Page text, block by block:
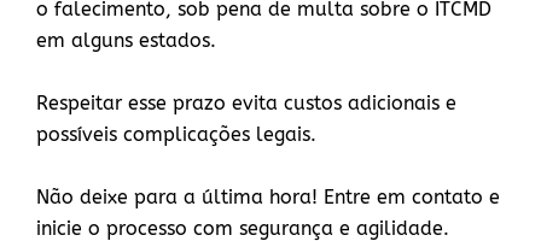
o falecimento, sob pena de multa sobre o ITCMD
em alguns estados.
Respeitar esse prazo evita custos adicionais e
possíveis complicações legais.
Não deixe para a última hora! Entre em contato e
inicie o processo com segurança e agilidade.